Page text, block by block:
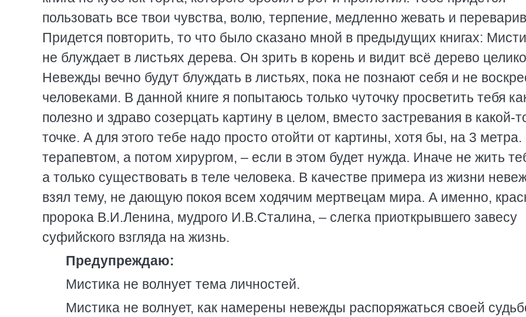
пользовать все твои чувства, волю, терпение, медленно жевать и
Придется повторить, то что было сказано мной в предыдущих книгах:
не блуждает в листьях дерева. Он зрить в корень и видит всё дерево
Невежды вечно будут блуждать в листьях, пока не познают себя и не
человеками. В данной книге я попытаюсь только чуточку просветить тебя
полезно и здраво созерцать картину в целом, вместо застревания в какой-
точке. А для этого тебе надо просто отойти от картины, хотя бы, на 3 метра.
терапевтом, а потом хирургом, – если в этом будет нужда. Иначе не жить
а только существовать в теле человека. В качестве примера из жизни
взял тему, не дающую покоя всем ходячим мертвецам мира. А именно,
пророка В.И.Ленина, мудрого И.В.Сталина, – слегка приоткрывшего завесу
суфийского взгляда на жизнь.
Предупреждаю:
Мистика не волнует тема личностей.
Мистика не волнует, как намерены невежды распоряжаться своей